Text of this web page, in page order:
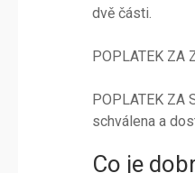
dvě části.
POPLATEK ZA
POPLATEK ZA
schválena a
Co je